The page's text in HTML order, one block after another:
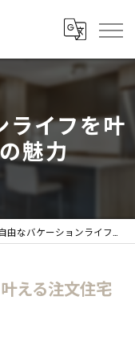
ライフを叶
魅力
由なバケーションライフを叶える注文住宅の魅力
える注文住宅